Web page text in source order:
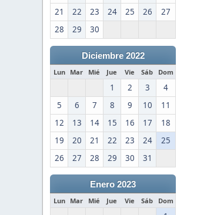
21
22 23 24 25 26
27
28
29 30
Diciembre 2022
Lun Mar Mié Jue Vie Sáb Dom
1 2 3
4
5
6 7 8 9 10
11
12
13 14 15 16 17
18
19
20 21 22 23 24
25
26
27 28 29 30 31
Enero 2023
Lun Mar Mié Jue Vie Sáb Dom